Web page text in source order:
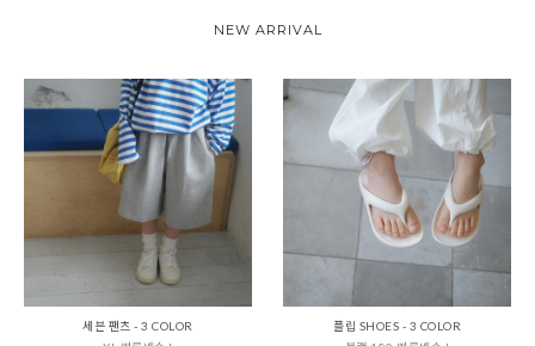
NEW ARRIVAL
세븐 팬츠 - 3 COLOR
플립 SHOES - 3 COLOR